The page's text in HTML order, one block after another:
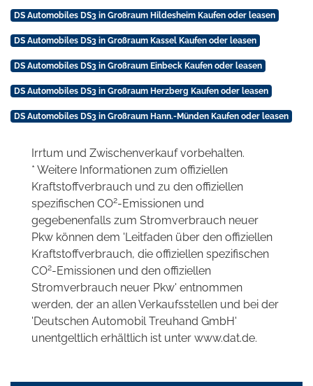
DS Automobiles DS3 in Großraum Hildesheim Kaufen oder leasen
DS Automobiles DS3 in Großraum Kassel Kaufen oder leasen
DS Automobiles DS3 in Großraum Einbeck Kaufen oder leasen
DS Automobiles DS3 in Großraum Herzberg Kaufen oder leasen
DS Automobiles DS3 in Großraum Hann.-Münden Kaufen oder leasen
Irrtum und Zwischenverkauf vorbehalten.
* Weitere Informationen zum offiziellen
Kraftstoffverbrauch und zu den offiziellen
spezifischen CO2-Emissionen und
gegebenenfalls zum Stromverbrauch neuer
Pkw können dem 'Leitfaden über den offiziellen
Kraftstoffverbrauch, die offiziellen spezifischen
CO2-Emissionen und den offiziellen
Stromverbrauch neuer Pkw' entnommen
werden, der an allen Verkaufsstellen und bei der
'Deutschen Automobil Treuhand GmbH'
unentgeltlich erhältlich ist unter www.dat.de.